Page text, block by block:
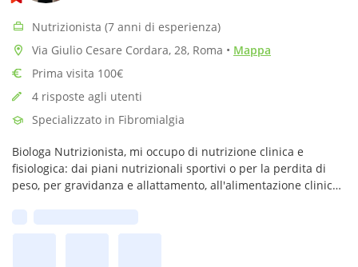
Nutrizionista (7 anni di esperienza)
Via Giulio Cesare Cordara, 28, Roma • Mappa
Prima visita 100€
4 risposte agli utenti
Specializzato in Fibromialgia
Biologa Nutrizionista, mi occupo di nutrizione clinica e
fisiologica: dai piani nutrizionali sportivi o per la perdita di
peso, per gravidanza e allattamento, all'alimentazione clinica